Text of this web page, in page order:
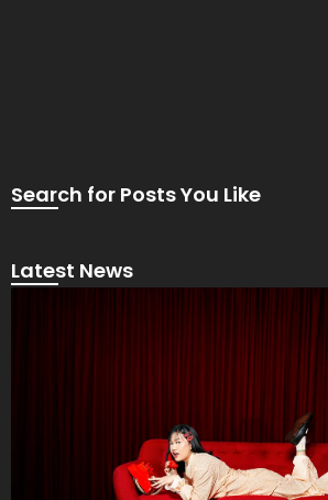
Search for Posts You Like
Latest News